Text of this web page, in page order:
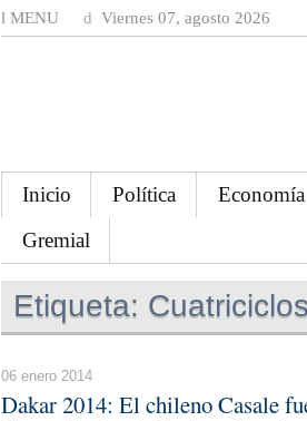
MENU Viernes 07, agosto 2026
Inicio Política Economía
Gremial
Etiqueta: Cuatriciclos
06 enero 2014
Dakar 2014: El chileno Casale